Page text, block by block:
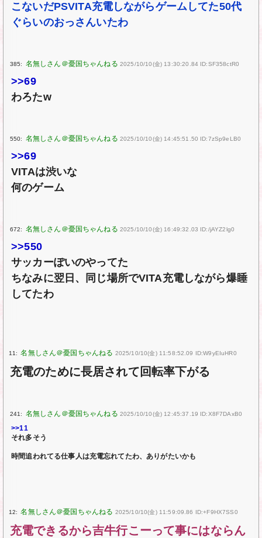
こないだPSVITA充電しながらゲームしてた50代
ぐらいのおっさんいたわ
385: 2025/10/10(金) 13:30:20.84 ID:SF358ctR0
>>69
わろたw
550: 2025/10/10(金) 14:45:51.50 ID:7zSp9eLB0
>>69
VITAは渋いな
何のゲーム
672: 2025/10/10(金) 16:49:32.03 ID:/jAYZ2lg0
>>550
サッカーぽいのやってた
ちなみに翌日、同じ場所でVITA充電しながら爆睡
してたわ
11: 2025/10/10(金) 11:58:52.09 ID:W9yEIuHR0
充電のために長居されて回転率下がる
241: 2025/10/10(金) 12:45:37.19 ID:X8F7DAxB0
>>11
それ多そう
時間追われてる仕事人は充電忘れてたわ、ありがたいかも
12: 2025/10/10(金) 11:59:09.86 ID:+F9HX7SS0
充電できるから吉牛行こーって事にはならん